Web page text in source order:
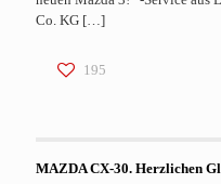
Co. KG […]
195
MAZDA CX-30. Herzlichen